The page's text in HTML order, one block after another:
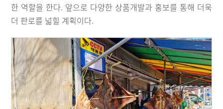
한 역할을 한다. 앞으로 다양한 상품개발과 홍보를 통해 더욱
더 판로를 넓힐 계획이다.